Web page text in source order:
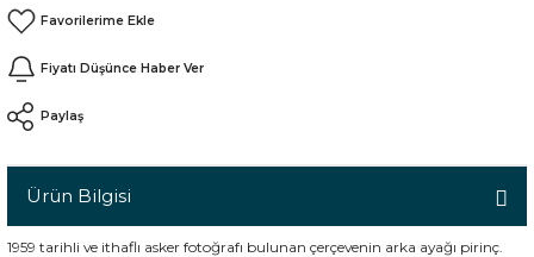
Fiyatı Düşünce Haber Ver
Paylaş
Ürün Bilgisi
1959 tarihli ve ithaflı asker fotoğrafı bulunan çerçevenin arka ayağı pirinç.